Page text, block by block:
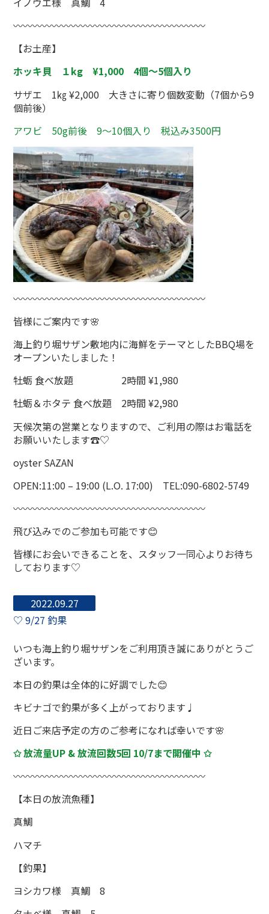
〰〰〰〰〰〰〰〰〰〰〰〰〰〰〰〰〰〰〰〰
【お土産】
ホッキ貝
１kg ¥1,000 4個～5個入り
サザエ 1㎏ ¥2,000 大きさに寄り個数変動（7個から9
個前後）
アワビ 50g前後 9～10個入り 税込み3500円
〰〰〰〰〰〰〰〰〰〰〰〰〰〰〰〰〰〰〰〰
皆様にご案内です🌸
海上釣り堀サザン敷地内に海鮮をテーマとしたBBQ場を
オープンいたしました！
牡蛎 食べ放題 2時間 ¥1,980
牡蛎＆ホタテ 食べ放題 2時間 ¥2,980
天候次第の営業となりますので、ご利用の際はお電話を
お願いいたします☎♡
oyster SAZAN
OPEN:11:00 – 19:00 (L.O. 17:00) TEL:090-6802-5749
〰〰〰〰〰〰〰〰〰〰〰〰〰〰〰〰〰〰〰〰
飛び込みでのご参加も可能です😊
皆様にお会いできることを、スタッフ一同心よりお待ち
しております♡
2022.09.27
♡ 9/27 釣果
いつも海上釣り堀サザンをご利用頂き誠にありがとうご
ざいます。
本日の釣果は全体的に好調でした😊
キビナゴで釣果が多く上がっております♩
近日ご来店予定の方のご参考になれば幸いです🌸
✩ 放流量UP & 放流回数5回 10/7まで開催中 ✩
〰〰〰〰〰〰〰〰〰〰〰〰〰〰〰〰〰〰〰〰
【本日の放流魚種】
真鯛
ハマチ
【釣果】
ヨシカワ様 真鯛 8